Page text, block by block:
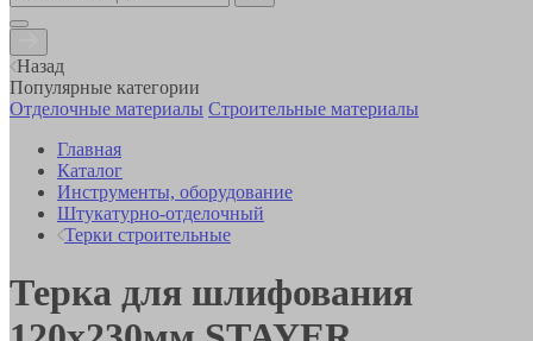
Назад
Популярные категории
Отделочные материалы Строительные материалы
Главная
Каталог
Инструменты, оборудование
Штукатурно-отделочный
Терки строительные
Терка для шлифования